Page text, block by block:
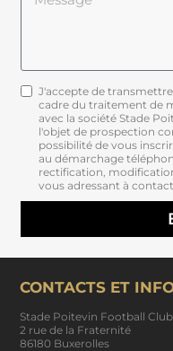
J'accepte de
cadre du traitement de
avec la société Stade
l'objet de prospection
possibilité de vous
au démarchage
rectification,
vous adressant à
CONTACTS ET
Stade Poitevin Football Club
2 rue de la Fraternité
86180 Buxerolles